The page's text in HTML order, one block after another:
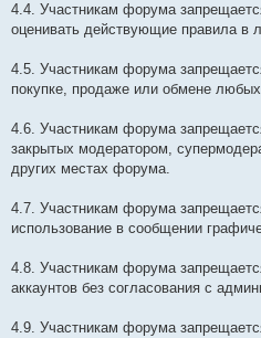
4.4. Участникам форума
оценивать действующие правила в
4.5. Участникам форума
покупке, продаже или обмене
4.6. Участникам форума
закрытых модератором,
других местах форума.
4.7. Участникам форума
использование в сообщении
4.8. Участникам форума
аккаунтов без согласования с
4.9. Участникам форума